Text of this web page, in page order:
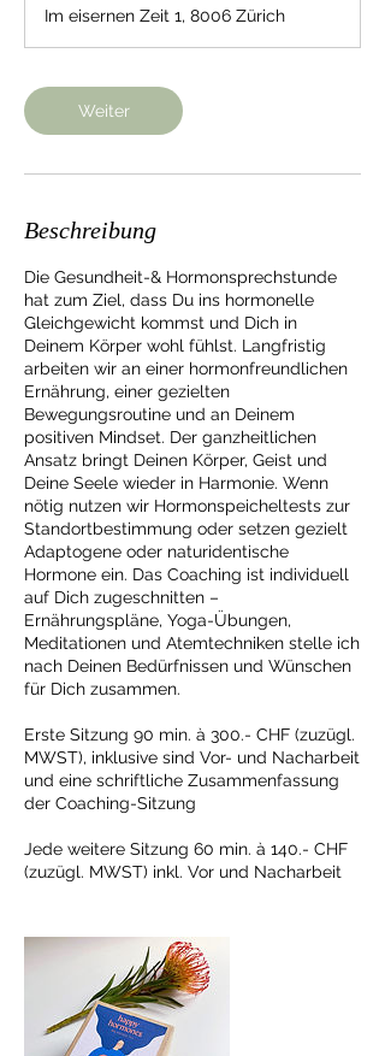
d
3
M
n
Im eisernen Zeit 1, 8006 Zürich
Weiter
Beschreibung
Die Gesundheit-& Hormonsprechstunde
hat zum Ziel, dass Du ins hormonelle
Gleichgewicht kommst und Dich in
Deinem Körper wohl fühlst. Langfristig
arbeiten wir an einer hormonfreundlichen
Ernährung, einer gezielten
Bewegungsroutine und an Deinem
positiven Mindset. Der ganzheitlichen
Ansatz bringt Deinen Körper, Geist und
Deine Seele wieder in Harmonie. Wenn
nötig nutzen wir Hormonspeicheltests zur
Standortbestimmung oder setzen gezielt
Adaptogene oder naturidentische
Hormone ein. Das Coaching ist individuell
auf Dich zugeschnitten –
Ernährungspläne, Yoga-Übungen,
Meditationen und Atemtechniken stelle ich
nach Deinen Bedürfnissen und Wünschen
für Dich zusammen.
Erste Sitzung 90 min. à 300.- CHF (zuzügl.
MWST), inklusive sind Vor- und Nacharbeit
und eine schriftliche Zusammenfassung
der Coaching-Sitzung
Jede weitere Sitzung 60 min. à 140.- CHF
(zuzügl. MWST) inkl. Vor und Nacharbeit